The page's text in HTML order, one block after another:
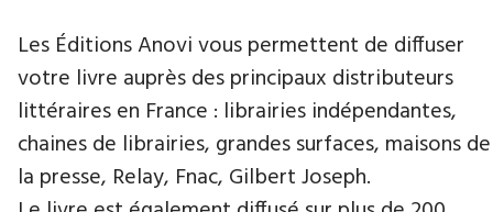
Les Éditions Anovi vous permettent de diffuser
votre livre auprès des principaux distributeurs
littéraires en France : librairies indépendantes,
chaines de librairies, grandes surfaces, maisons de
la presse, Relay, Fnac, Gilbert Joseph.